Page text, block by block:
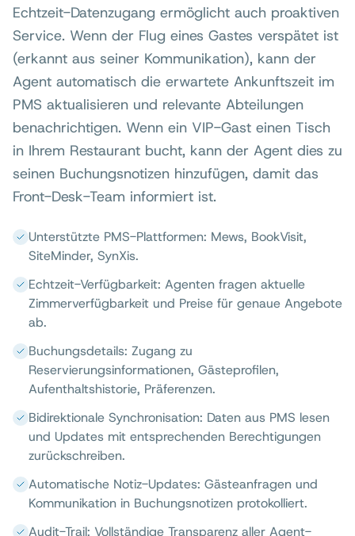
Echtzeit-Datenzugang ermöglicht auch proaktiven
Service. Wenn der Flug eines Gastes verspätet ist
(erkannt aus seiner Kommunikation), kann der
Agent automatisch die erwartete Ankunftszeit im
PMS aktualisieren und relevante Abteilungen
benachrichtigen. Wenn ein VIP-Gast einen Tisch
in Ihrem Restaurant bucht, kann der Agent dies zu
seinen Buchungsnotizen hinzufügen, damit das
Front-Desk-Team informiert ist.
Unterstützte PMS-Plattformen: Mews, BookVisit,
SiteMinder, SynXis.
Echtzeit-Verfügbarkeit: Agenten fragen aktuelle
Zimmerverfügbarkeit und Preise für genaue Angebote
ab.
Buchungsdetails: Zugang zu
Reservierungsinformationen, Gästeprofilen,
Aufenthaltshistorie, Präferenzen.
Bidirektionale Synchronisation: Daten aus PMS lesen
und Updates mit entsprechenden Berechtigungen
zurückschreiben.
Automatische Notiz-Updates: Gästeanfragen und
Kommunikation in Buchungsnotizen protokolliert.
Audit-Trail: Vollständige Transparenz aller Agent-